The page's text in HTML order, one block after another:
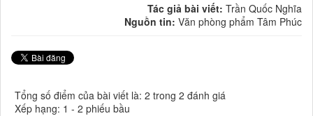
Tác giả bài viết: Trần Quốc Nghĩa
Nguồn tin: Văn phòng phẩm Tâm Phúc
Tổng số điểm của bài viết là: 2 trong 2 đánh giá
Xếp hạng: 1 - 2 phiếu bầu